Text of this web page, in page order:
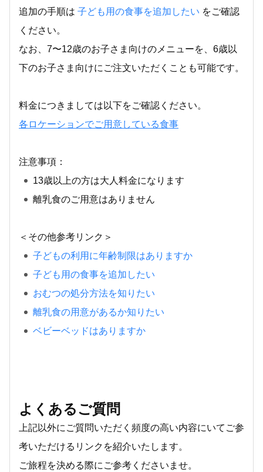
追加の手順は 子ども用の食事を追加したい をご確認
ください。
なお、7〜12歳のお子さま向けのメニューを、6歳以
下のお子さま向けにご注文いただくことも可能です。
料金につきましては以下をご確認ください。
各ロケーションでご用意している食事
注意事項：
13歳以上の方は大人料金になります
離乳食のご用意はありません
＜その他参考リンク＞
子どもの利用に年齢制限はありますか
子ども用の食事を追加したい
おむつの処分方法を知りたい
離乳食の用意があるか知りたい
ベビーベッドはありますか
よくあるご質問
上記以外にご質問いただく頻度の高い内容にいてご参
考いただけるリンクを紹介いたします。
ご旅程を決める際にご参考くださいませ。